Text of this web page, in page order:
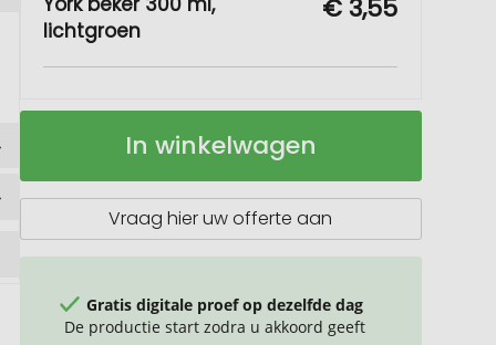
lichtgroen
€ 3,55
York
ml
Op
In winkelwagen
Vraag hier uw offerte aan
Gratis digitale proef op dezelfde dag
De productie start zodra u akkoord geeft